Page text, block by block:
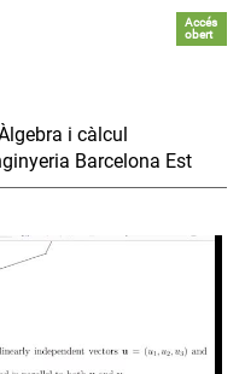
Accés
obert
i càlcul
Barcelona Est